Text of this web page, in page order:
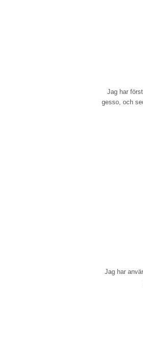
Jag har
gesso, och
Jag har